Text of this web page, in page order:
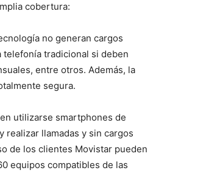
cobertura:
no generan cargos
telefonía tradicional si deben
entre otros. Además, la
segura.
utilizarse smartphones de
realizar llamadas y sin cargos
de los clientes Movistar pueden
equipos compatibles de las